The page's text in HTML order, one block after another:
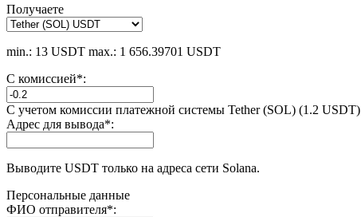
Получаете
min.: 13 USDT max.: 1 656.39701 USDT
С комиссией*:
С учетом комиссии платежной системы Tether (SOL) (1.2 USDT)
Адрес для вывода*:
Выводите USDT только на адреса сети Solana.
Персональные данные
ФИО отправителя*: